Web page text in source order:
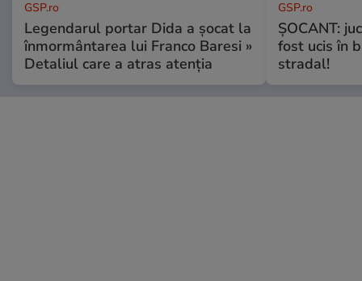
GSP.ro
Legendarul portar Dida a șocat la
înmormântarea lui Franco Baresi »
Detaliul care a atras atenția
GSP.ro
ȘOCANT:
fost ucis în
stradal!